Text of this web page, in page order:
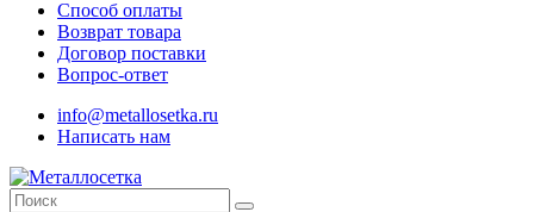
Способ оплаты
Возврат товара
Договор поставки
Вопрос-ответ
info@metallosetka.ru
Написать нам